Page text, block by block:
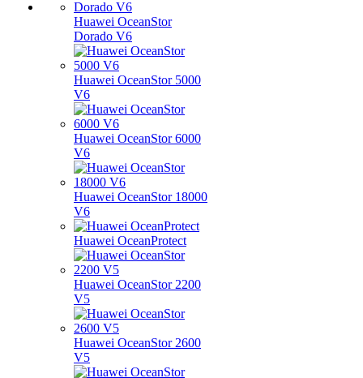
Huawei OceanStor
Dorado V6
Huawei OceanStor 5000
V6
Huawei OceanStor 6000
V6
Huawei OceanStor 18000
V6
Huawei OceanProtect
Huawei OceanStor 2200
V5
Huawei OceanStor 2600
V5